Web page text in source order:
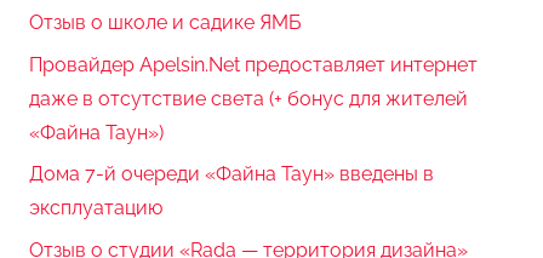
Отзыв о школе и садике ЯМБ
Провайдер Apelsin.Net предоставляет интернет
даже в отсутствие света (+ бонус для жителей
«Файна Таун»)
Дома 7-й очереди «Файна Таун» введены в
эксплуатацию
Отзыв о студии «Rada — территория дизайна»